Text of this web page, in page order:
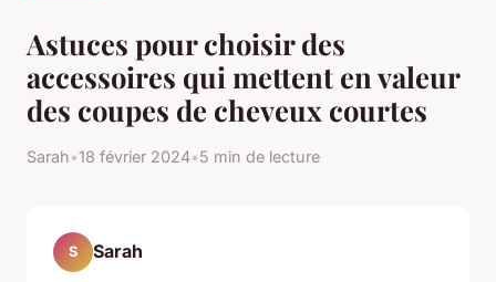
Astuces pour choisir des
accessoires qui mettent en valeur
des coupes de cheveux courtes
Sarah•18 février 2024•5 min de lecture
S Sarah